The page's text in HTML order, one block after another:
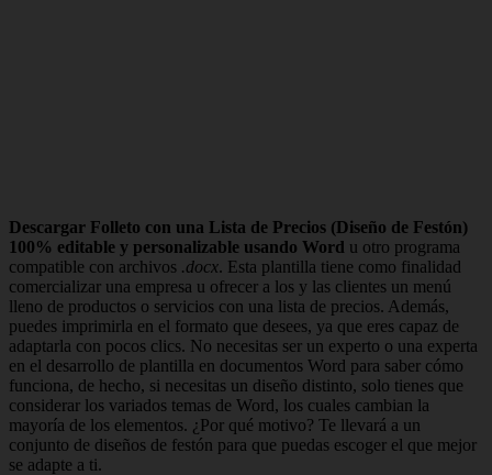
Descargar Folleto con una Lista de Precios (Diseño de Festón)
100% editable y personalizable usando Word u otro programa
compatible con archivos .docx. Esta plantilla tiene como finalidad
comercializar una empresa u ofrecer a los y las clientes un menú
lleno de productos o servicios con una lista de precios. Además,
puedes imprimirla en el formato que desees, ya que eres capaz de
adaptarla con pocos clics. No necesitas ser un experto o una experta
en el desarrollo de plantilla en documentos Word para saber cómo
funciona, de hecho, si necesitas un diseño distinto, solo tienes que
considerar los variados temas de Word, los cuales cambian la
mayoría de los elementos. ¿Por qué motivo? Te llevará a un
conjunto de diseños de festón para que puedas escoger el que mejor
se adapte a ti.